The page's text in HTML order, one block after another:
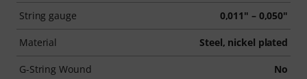
String gauge 0,011" – 0,050"
Material Steel, nickel plated
G-String Wound No